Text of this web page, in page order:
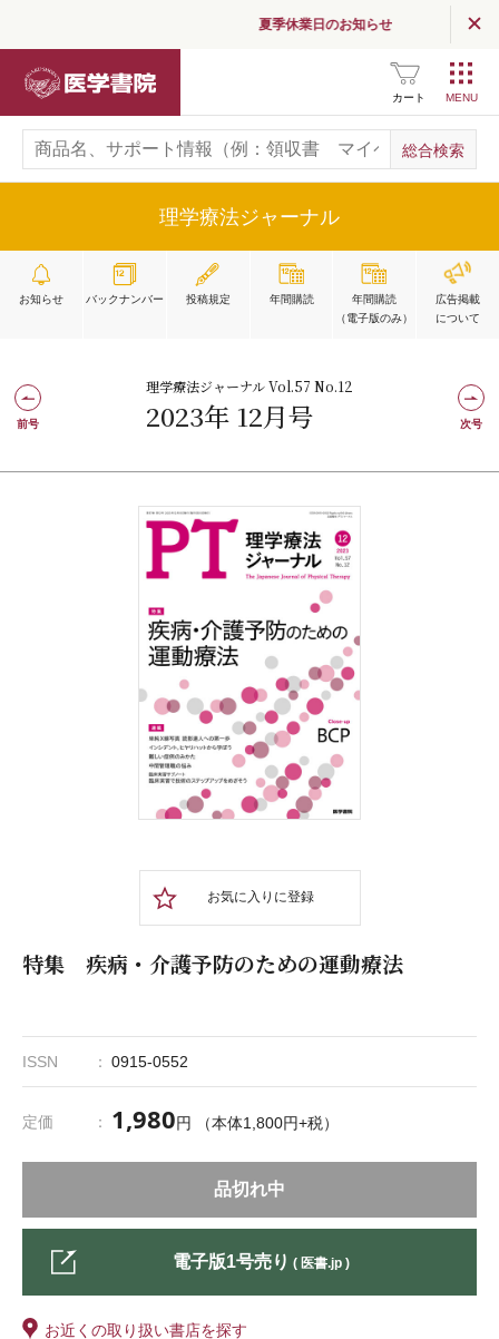
夏季休業日のお知らせ
カート
理学療法ジャーナル
お知らせ バックナンバー 投稿規定 年間購読
年間購読
（電子版のみ）
広告掲載
について
理学療法ジャーナル Vol.57 No.12
2023年 12月号
前号 次号
お気に入りに登録
特集 疾病・介護予防のための運動療法
ISSN 0915-0552
定価 1,980円 （本体1,800円+税）
品切れ中
電子版1号売り ( 医書.jp )
お近くの取り扱い書店を探す